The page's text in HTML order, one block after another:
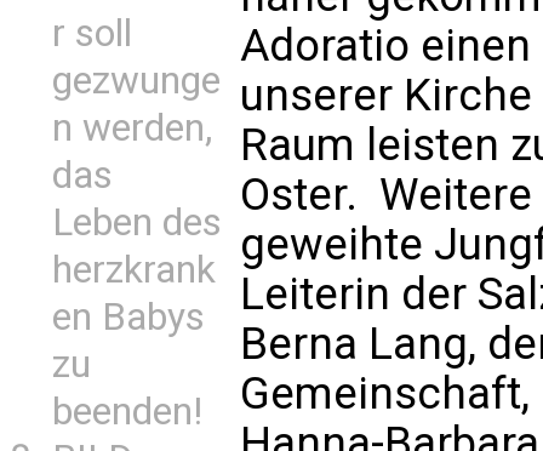
r soll
gezwunge
n werden,
das
Leben des
herzkrank
en Babys
zu
beenden!
Adoratio einen
unserer
Raum leisten
Oster.
geweihte
Leiterin der
Berna Lang,